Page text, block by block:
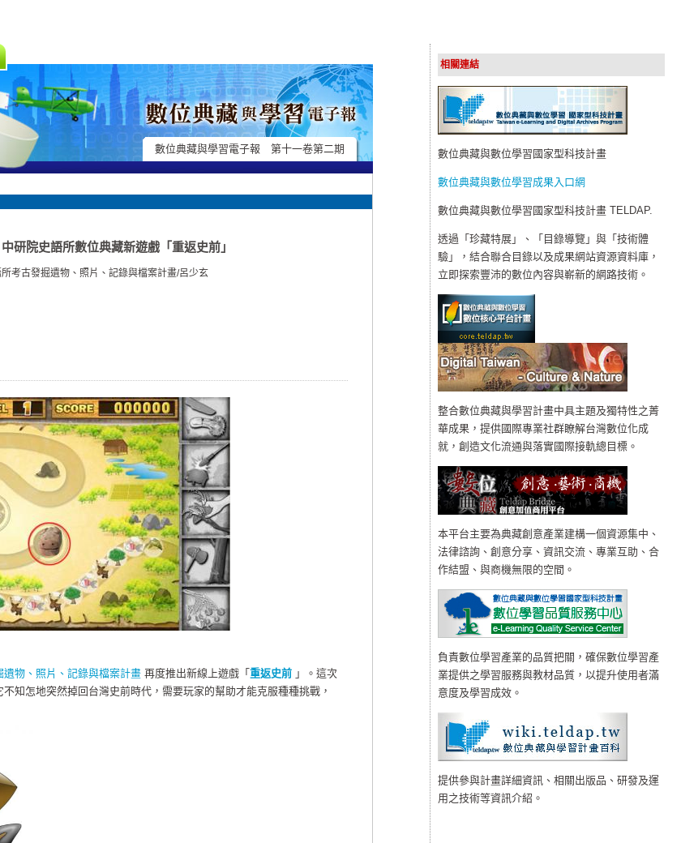
相關連結
數位典藏與數位學習國家型科技計畫
數位典藏與數位學習成果入口網
數位典藏與數位學習國家型科技計畫 TELDAP.
透過「珍藏特展」、「目錄導覽」與「技術體
驗」，結合聯合目錄以及成果網站資源資料庫，
立即探索豐沛的數位內容與嶄新的網路技術。
整合數位典藏與學習計畫中具主題及獨特性之菁
華成果，提供國際專業社群瞭解台灣數位化成
就，創造文化流通與落實國際接軌總目標。
本平台主要為典藏創意產業建構一個資源集中、
法律諮詢、創意分享、資訊交流、專業互助、合
作結盟、與商機無限的空間。
負責數位學習產業的品質把關，確保數位學習產
業提供之學習服務與教材品質，以提升使用者滿
意度及學習成效。
提供參與計畫詳細資訊、相關出版品、研發及運
用之技術等資訊介紹。
數位典藏與學習電子報 第十一卷第二期
研院史語所數位典藏新遊戲「重返史前」
考古發掘遺物、照片、記錄與檔案計畫/呂少玄
遺物、照片、記錄與檔案計畫再度推出新線上遊戲「 重返史前」。這次
知怎地突然掉回台灣史前時代，需要玩家的幫助才能克服種種挑戰，